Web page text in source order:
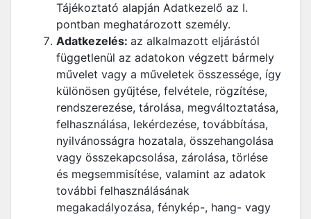
Tájékoztató alapján Adatkezelő az I.
pontban meghatározott személy.
Adatkezelés: az alkalmazott eljárástól
függetlenül az adatokon végzett bármely
művelet vagy a műveletek összessége, így
különösen gyűjtése, felvétele, rögzítése,
rendszerezése, tárolása, megváltoztatása,
felhasználása, lekérdezése, továbbítása,
nyilvánosságra hozatala, összehangolása
vagy összekapcsolása, zárolása, törlése
és megsemmisítése, valamint az adatok
további felhasználásának
megakadályozása, fénykép-, hang- vagy